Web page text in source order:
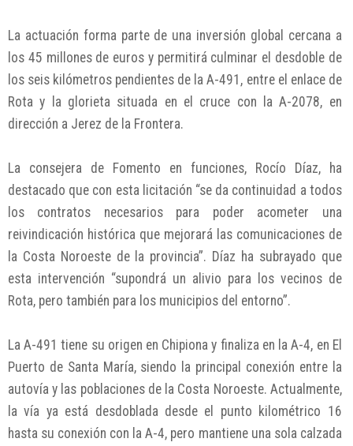
La actuación forma parte de una inversión global cercana a
los 45 millones de euros y permitirá culminar el desdoble de
los seis kilómetros pendientes de la A-491, entre el enlace de
Rota y la glorieta situada en el cruce con la A-2078, en
dirección a Jerez de la Frontera.
La consejera de Fomento en funciones, Rocío Díaz, ha
destacado que con esta licitación “se da continuidad a todos
los contratos necesarios para poder acometer una
reivindicación histórica que mejorará las comunicaciones de
la Costa Noroeste de la provincia”. Díaz ha subrayado que
esta intervención “supondrá un alivio para los vecinos de
Rota, pero también para los municipios del entorno”.
La A-491 tiene su origen en Chipiona y finaliza en la A-4, en El
Puerto de Santa María, siendo la principal conexión entre la
autovía y las poblaciones de la Costa Noroeste. Actualmente,
la vía ya está desdoblada desde el punto kilométrico 16
hasta su conexión con la A-4, pero mantiene una sola calzada